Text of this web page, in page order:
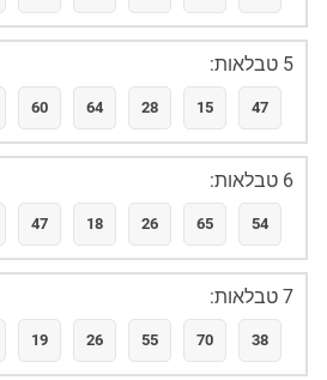
5 טבלאות:
60 64 28 15 47
6 טבלאות:
47 18 26 65 54
7 טבלאות:
19 26 55 70 38